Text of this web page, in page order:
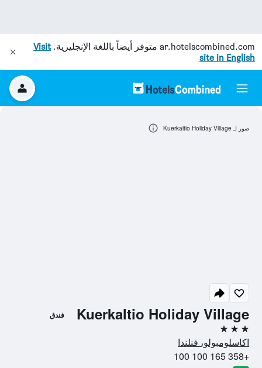
ar.hotelscombined.com متوفر أيضاً باللغة الإنجليزية.Visit
site in English
Kuerkaltio Holiday Village فندق
3 نجوم
اكاسلومبولو، فنلندا
+358 165 100 100
صور لـ Kuerkaltio Holiday Village